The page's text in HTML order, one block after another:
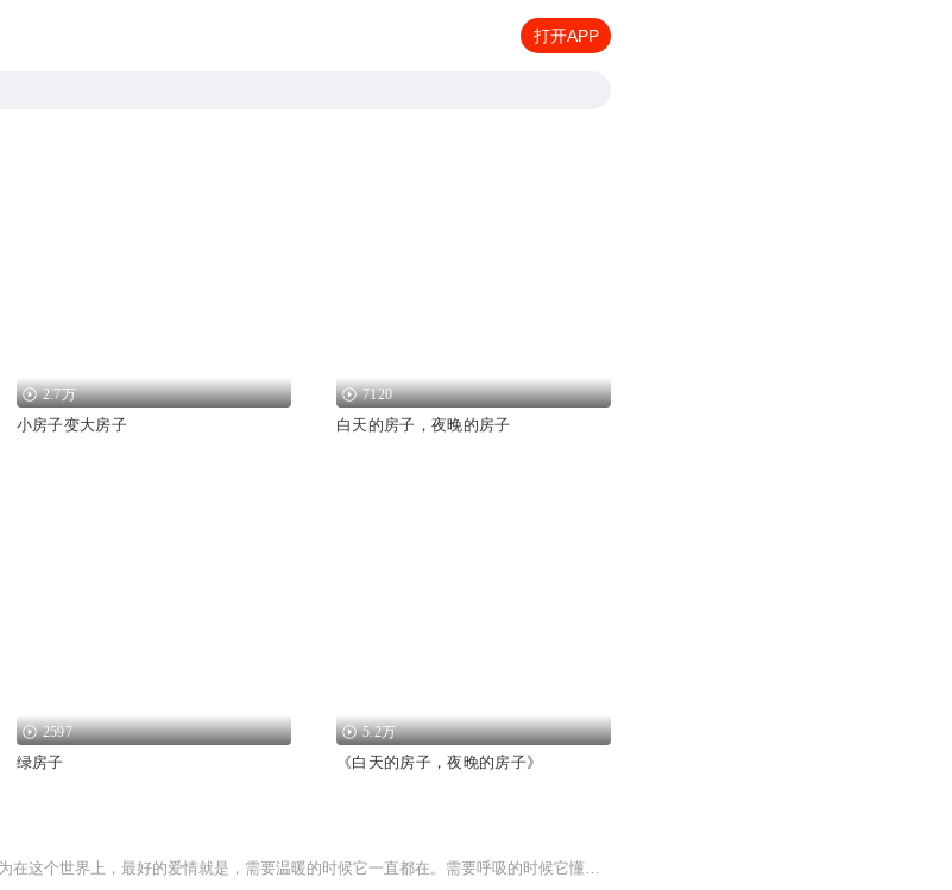
打开APP
2.7万
小房子变大房子
7120
白天的房子，夜晚的房子
2597
绿房子
5.2万
《白天的房子，夜晚的房子》
四季很好，如果你也在。我以为在这个世界上，最好的爱情就是，需要温暖的时候它一直都在。需要呼吸的时候它懂得退守静候，不曾离开。年岁渐长，我们住的古老房子，沉厚非常。房子里的声音，一直朴素。生活，不是欲望，而是一种需求。有时候我会觉得幸福是...